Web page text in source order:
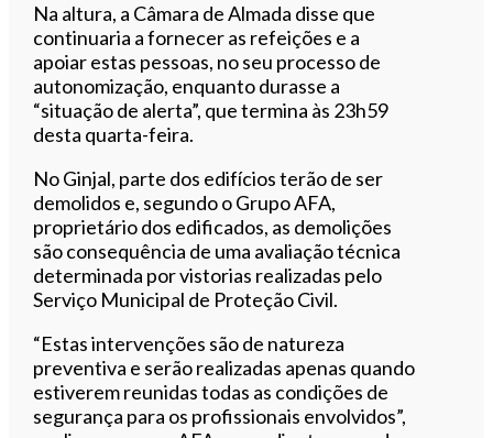
Na altura, a Câmara de Almada disse que
continuaria a fornecer as refeições e a
apoiar estas pessoas, no seu processo de
autonomização, enquanto durasse a
“situação de alerta”, que termina às 23h59
desta quarta-feira.
No Ginjal, parte dos edifícios terão de ser
demolidos e, segundo o Grupo AFA,
proprietário dos edificados, as demolições
são consequência de uma avaliação técnica
determinada por vistorias realizadas pelo
Serviço Municipal de Proteção Civil.
“Estas intervenções são de natureza
preventiva e serão realizadas apenas quando
estiverem reunidas todas as condições de
segurança para os profissionais envolvidos”,